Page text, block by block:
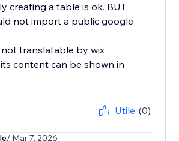
creating a table is ok. BUT
not import a public google
not translatable by wix
content can be shown in
Utile (0)
/ Mar 7, 2026